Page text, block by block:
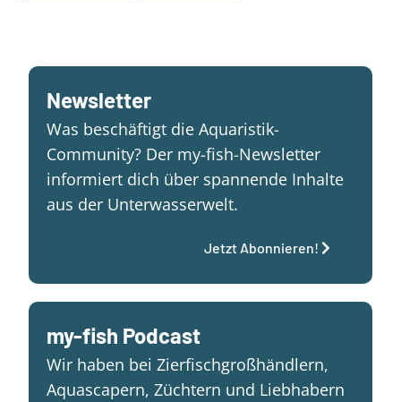
Newsletter
Was beschäftigt die Aquaristik-
Community? Der my-fish-Newsletter
informiert dich über spannende Inhalte
aus der Unterwasserwelt.
Jetzt Abonnieren!
my-fish Podcast
Wir haben bei Zierfischgroßhändlern,
Aquascapern, Züchtern und Liebhabern